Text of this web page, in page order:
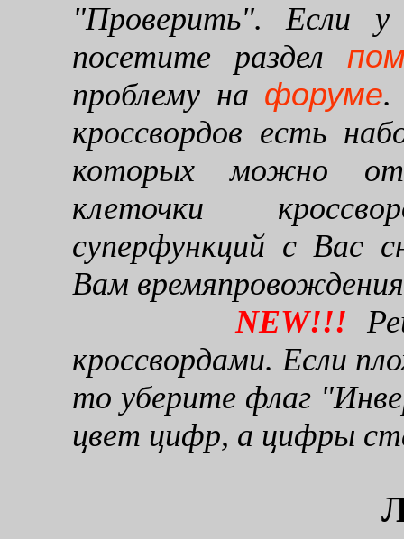
"Проверить". Если
посетите раздел
проблему на форуме.
кроссвордов есть
которых можно
клеточки
суперфункций с Вас
Вам
NEW!!!
кроссвордами. Если
то уберите флаг
цвет цифр, а цифры